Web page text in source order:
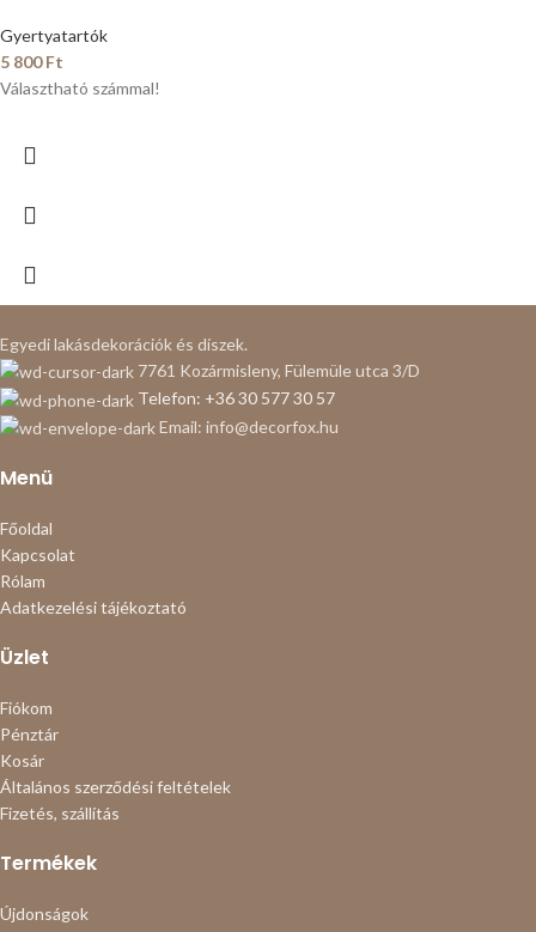
Gyertyatartók
5 800Ft
Választható számmal!
Egyedi lakásdekorációk és díszek.
7761 Kozármisleny, Fülemüle utca 3/D
Telefon: +36 30 577 30 57
Email: info@decorfox.hu
Menü
Főoldal
Kapcsolat
Rólam
Adatkezelési tájékoztató
Üzlet
Fiókom
Pénztár
Kosár
Általános szerződési feltételek
Fizetés, szállítás
Termékek
Újdonságok